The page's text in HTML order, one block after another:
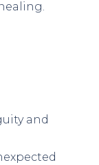
and